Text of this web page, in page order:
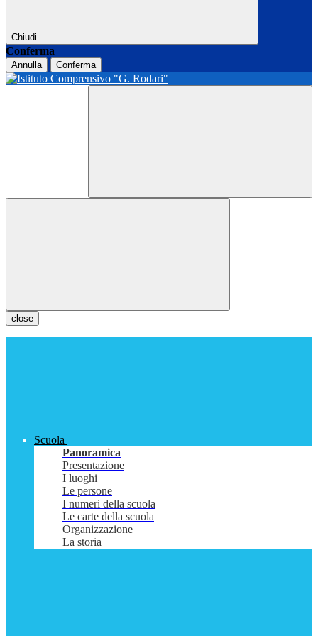
Chiudi
Conferma
Annulla Conferma
close
Scuola
Panoramica
Presentazione
I luoghi
Le persone
I numeri della scuola
Le carte della scuola
Organizzazione
La storia